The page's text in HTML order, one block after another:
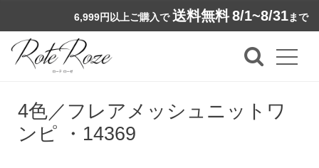
6,999円以上ご購入で 送料無料8/1~8/31まで
4色／フレアメッシュニットワ
ンピ ・14369